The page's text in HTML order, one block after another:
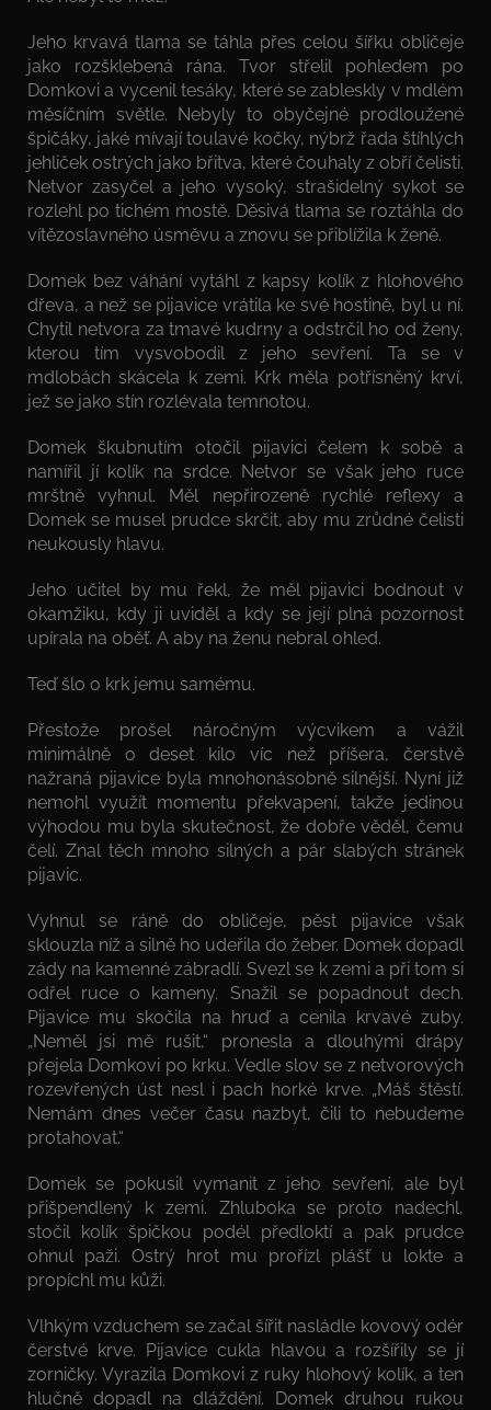
Jeho krvavá tlama se táhla přes celou šířku obličeje
jako rozšklebená rána. Tvor střelil pohledem po
Domkovi a vycenil tesáky, které se zableskly v mdlém
měsíčním světle. Nebyly to obyčejné prodloužené
špičáky, jaké mívají toulavé kočky, nýbrž řada štíhlých
jehliček ostrých jako břitva, které čouhaly z obří čelisti.
Netvor zasyčel a jeho vysoký, strašidelný sykot se
rozlehl po tichém mostě. Děsivá tlama se roztáhla do
vítězoslavného úsměvu a znovu se přiblížila k ženě.
Domek bez váhání vytáhl z kapsy kolík z hlohového
dřeva, a než se pijavice vrátila ke své hostině, byl u ní.
Chytil netvora za tmavé kudrny a odstrčil ho od ženy,
kterou tím vysvobodil z jeho sevření. Ta se v
mdlobách skácela k zemi. Krk měla potřísněný krví,
jež se jako stín rozlévala temnotou.
Domek škubnutím otočil pijavici čelem k sobě a
namířil jí kolík na srdce. Netvor se však jeho ruce
mrštně vyhnul. Měl nepřirozeně rychlé reflexy a
Domek se musel prudce skrčit, aby mu zrůdné čelisti
neukously hlavu.
Jeho učitel by mu řekl, že měl pijavici bodnout v
okamžiku, kdy ji uviděl a kdy se její plná pozornost
upírala na oběť. A aby na ženu nebral ohled.
Teď šlo o krk jemu samému.
Přestože prošel náročným výcvikem a vážil
minimálně o deset kilo víc než příšera, čerstvě
nažraná pijavice byla mnohonásobně silnější. Nyní již
nemohl využít momentu překvapení, takže jedinou
výhodou mu byla skutečnost, že dobře věděl, čemu
čelí. Znal těch mnoho silných a pár slabých stránek
pijavic.
Vyhnul se ráně do obličeje, pěst pijavice však
sklouzla níž a silně ho udeřila do žeber. Domek dopadl
zády na kamenné zábradlí. Svezl se k zemi a při tom si
odřel ruce o kameny. Snažil se popadnout dech.
Pijavice mu skočila na hruď a cenila krvavé zuby.
„Neměl jsi mě rušit,“ pronesla a dlouhými drápy
přejela Domkovi po krku. Vedle slov se z netvorových
rozevřených úst nesl i pach horké krve. „Máš štěstí.
Nemám dnes večer času nazbyt, čili to nebudeme
protahovat.“
Domek se pokusil vymanit z jeho sevření, ale byl
přišpendlený k zemi. Zhluboka se proto nadechl,
stočil kolík špičkou podél předloktí a pak prudce
ohnul paži. Ostrý hrot mu prořízl plášť u lokte a
propíchl mu kůži.
Vlhkým vzduchem se začal šířit nasládle kovový odér
čerstvé krve. Pijavice cukla hlavou a rozšířily se jí
zorničky. Vyrazila Domkovi z ruky hlohový kolík, a ten
hlučně dopadl na dláždění. Domek druhou rukou